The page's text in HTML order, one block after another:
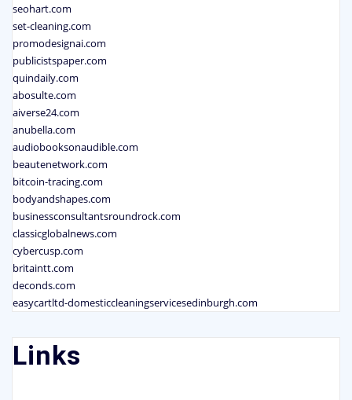
seohart.com
set-cleaning.com
promodesignai.com
publicistspaper.com
quindaily.com
abosulte.com
aiverse24.com
anubella.com
audiobooksonaudible.com
beautenetwork.com
bitcoin-tracing.com
bodyandshapes.com
businessconsultantsroundrock.com
classicglobalnews.com
cybercusp.com
britaintt.com
deconds.com
easycartltd-domesticcleaningservicesedinburgh.com
Links